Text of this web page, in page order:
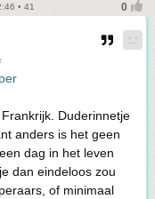
• 41
Duderinnetje
anders is het geen
dag in het leven
dan eindeloos zou
of minimaal